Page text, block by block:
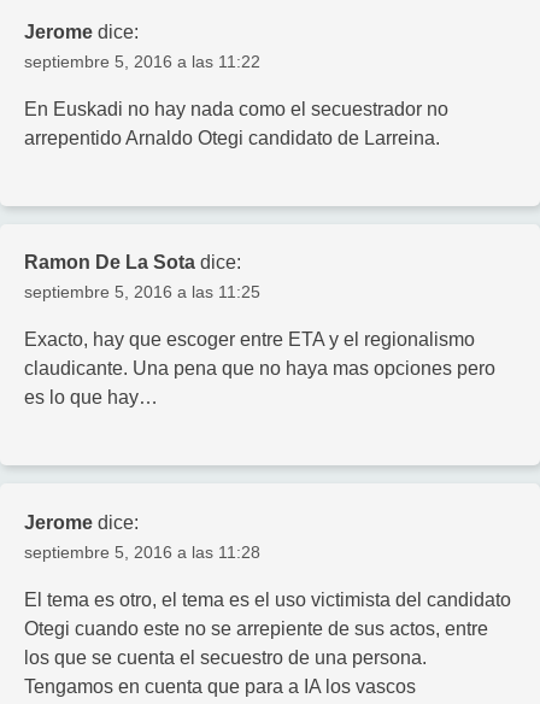
Jerome dice:
septiembre 5, 2016 a las 11:22
En Euskadi no hay nada como el secuestrador no
arrepentido Arnaldo Otegi candidato de Larreina.
Ramon De La Sota dice:
septiembre 5, 2016 a las 11:25
Exacto, hay que escoger entre ETA y el regionalismo
claudicante. Una pena que no haya mas opciones pero
es lo que hay…
Jerome dice:
septiembre 5, 2016 a las 11:28
El tema es otro, el tema es el uso victimista del candidato
Otegi cuando este no se arrepiente de sus actos, entre
los que se cuenta el secuestro de una persona.
Tengamos en cuenta que para a IA los vascos